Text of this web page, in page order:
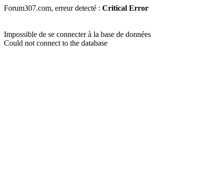
Forum307.com, erreur detecté : Critical Error
Impossible de se connecter à la base de données
Could not connect to the database